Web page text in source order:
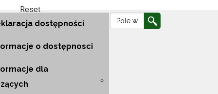
Reset
Przejdź
do
nawigacji
Przejdź
do
głównej
Przejdź
do
mapy
Ustawienia
dostępności
o dostępnosci
dla
Wyszukiwarka
Wyszukiwarka